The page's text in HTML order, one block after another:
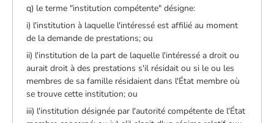
q) le terme "institution compétente" désigne:
i) l'institution à laquelle l'intéressé est affilié au moment
de la demande de prestations; ou
ii) l'institution de la part de laquelle l'intéressé a droit ou
aurait droit à des prestations s'il résidait ou si le ou les
membres de sa famille résidaient dans l'État membre où
se trouve cette institution; ou
iii) l'institution désignée par l'autorité compétente de l'État